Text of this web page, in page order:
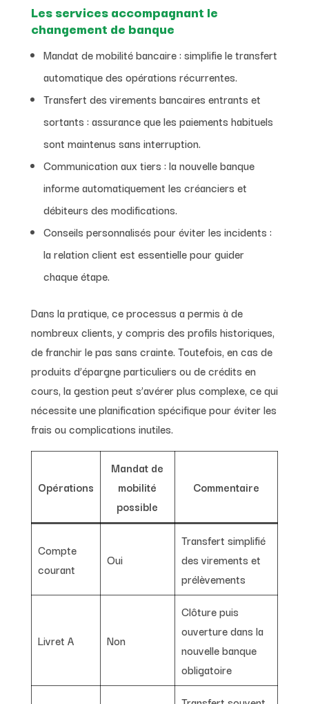
Les services accompagnant le
changement de banque
Mandat de mobilité bancaire : simplifie le transfert
automatique des opérations récurrentes.
Transfert des virements bancaires entrants et
sortants : assurance que les paiements habituels
sont maintenus sans interruption.
Communication aux tiers : la nouvelle banque
informe automatiquement les créanciers et
débiteurs des modifications.
Conseils personnalisés pour éviter les incidents :
la relation client est essentielle pour guider
chaque étape.
Dans la pratique, ce processus a permis à de
nombreux clients, y compris des profils historiques,
de franchir le pas sans crainte. Toutefois, en cas de
produits d’épargne particuliers ou de crédits en
cours, la gestion peut s’avérer plus complexe, ce qui
nécessite une planification spécifique pour éviter les
frais ou complications inutiles.
Opérations
Mandat de
mobilité
possible
Commentaire
Compte
courant
Oui
Transfert simplifié
des virements et
prélèvements
Livret A Non
Clôture puis
ouverture dans la
nouvelle banque
obligatoire